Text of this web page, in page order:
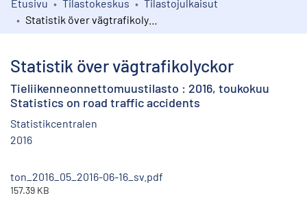
Kokoelmat
Etusivu Tilastokeskus
Tilastojulkaisut
Statistik över vägtrafikolyckor
Tieliikenneonnettomuustilasto : 2016, toukokuu
Statistics on road traffic accidents
Statistikcentralen
2016
ton_2016_05_2016-06-16_sv.pdf
157.39 KB